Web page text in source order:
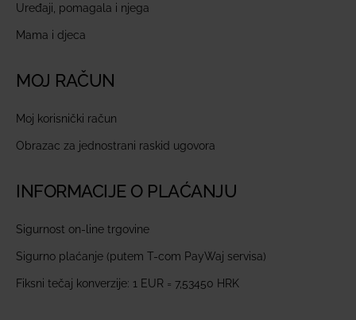
Uređaji, pomagala i njega
Mama i djeca
MOJ RAČUN
Moj korisnički račun
Obrazac za jednostrani raskid ugovora
INFORMACIJE O PLAĆANJU
Sigurnost on-line trgovine
Sigurno plaćanje (putem T-com PayWaj servisa)
Fiksni tečaj konverzije: 1 EUR = 7,53450 HRK